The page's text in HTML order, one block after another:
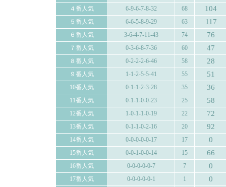
４番人気 6-9-6-7-8-32 68 104
５番人気 6-6-5-8-9-29 63 117
６番人気 3-6-4-7-11-43 74 76
７番人気 0-3-6-8-7-36 60 47
８番人気 0-2-2-2-6-46 58 28
９番人気 1-1-2-5-5-41 55 51
10番人気 0-1-1-2-3-28 35 36
11番人気 0-1-1-0-0-23 25 58
12番人気 1-0-1-1-0-19 22 72
13番人気 0-1-1-0-2-16 20 92
14番人気 0-0-0-0-0-17 17 0
15番人気 0-0-1-0-0-14 15 66
16番人気 0-0-0-0-0-7 7 0
17番人気 0-0-0-0-0-1 1 0